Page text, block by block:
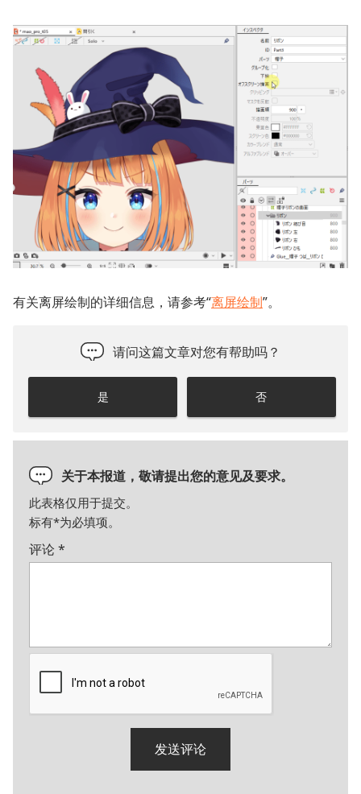
有关离屏绘制的详细信息，请参考“离屏绘制”。
请问这篇文章对您有帮助吗？
是 否
关于本报道，敬请提出您的意见及要求。
此表格仅用于提交。
标有*为必填项。
评论*